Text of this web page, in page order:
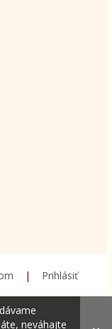
| Prihlásiť
neváhajte